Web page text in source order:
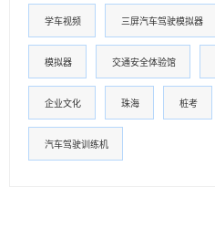
学车视频 三屏汽车驾驶模拟器
模拟器 交通安全体验馆
企业文化 珠海 桩考
汽车驾驶训练机